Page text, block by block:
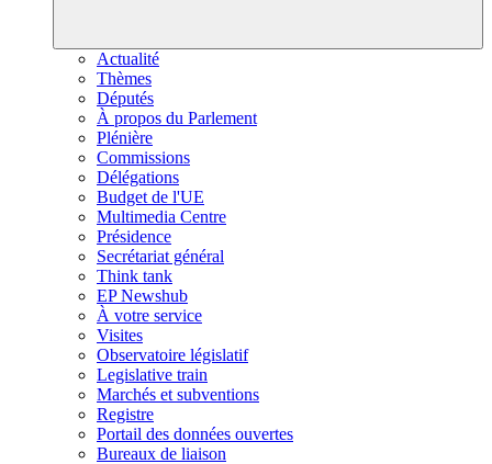
Actualité
Thèmes
Députés
À propos du Parlement
Plénière
Commissions
Délégations
Budget de l'UE
Multimedia Centre
Présidence
Secrétariat général
Think tank
EP Newshub
À votre service
Visites
Observatoire législatif
Legislative train
Marchés et subventions
Registre
Portail des données ouvertes
Bureaux de liaison